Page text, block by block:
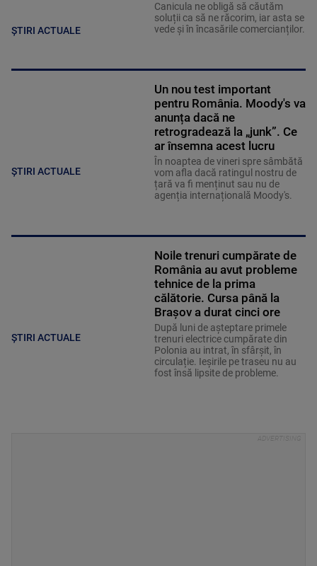
ȘTIRI ACTUALE
Canicula ne obligă să căutăm
soluții ca să ne răcorim, iar asta se
vede și în încasările comercianților.
ȘTIRI ACTUALE
Un nou test important
pentru România. Moody's va
anunța dacă ne
retrogradează la „junk”. Ce
ar însemna acest lucru
În noaptea de vineri spre sâmbătă
vom afla dacă ratingul nostru de
țară va fi menținut sau nu de
agenția internațională Moody's.
ȘTIRI ACTUALE
Noile trenuri cumpărate de
România au avut probleme
tehnice de la prima
călătorie. Cursa până la
Brașov a durat cinci ore
După luni de așteptare primele
trenuri electrice cumpărate din
Polonia au intrat, în sfârșit, în
circulație. Ieșirile pe traseu nu au
fost însă lipsite de probleme.